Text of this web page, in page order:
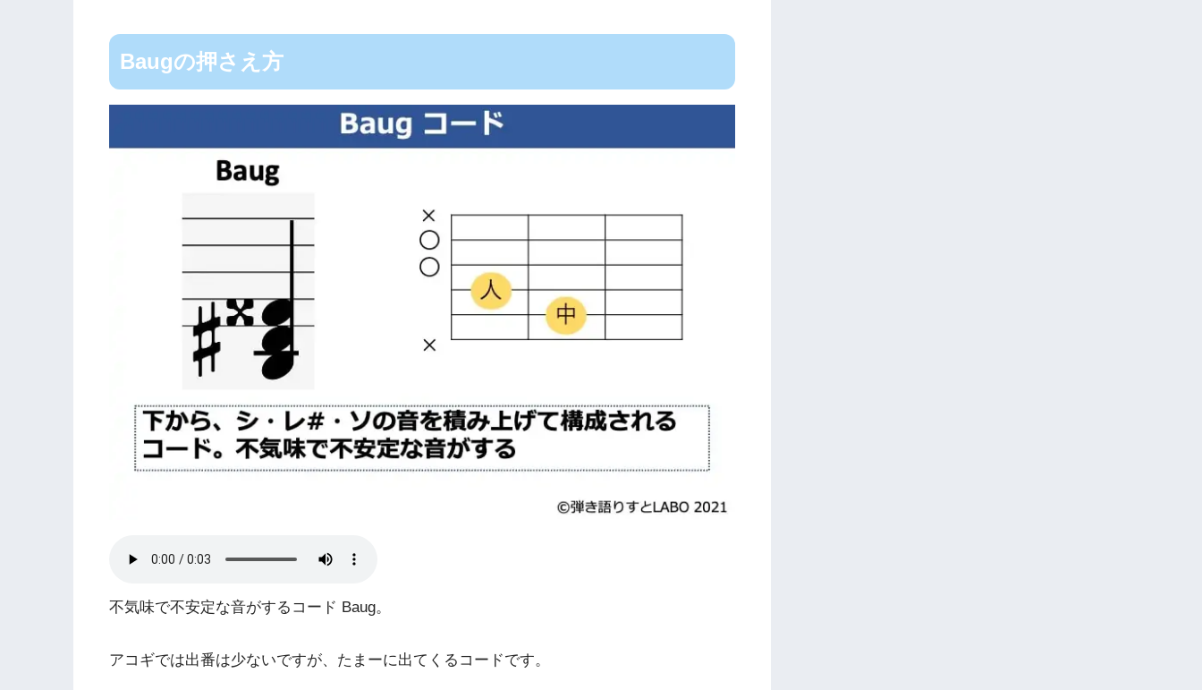
Baugの押さえ方
不気味で不安定な音がするコード Baug。
アコギでは出番は少ないですが、たまーに出てくるコードです。